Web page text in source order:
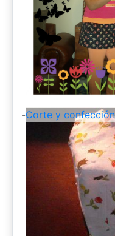
-Corte y